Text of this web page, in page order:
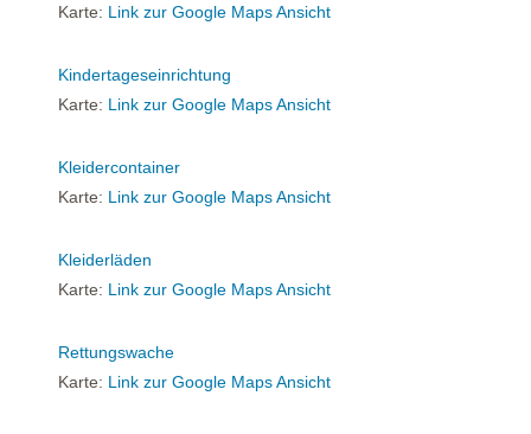
Karte: Link zur Google Maps Ansicht
Kindertageseinrichtung
Karte: Link zur Google Maps Ansicht
Kleidercontainer
Karte: Link zur Google Maps Ansicht
Kleiderläden
Karte: Link zur Google Maps Ansicht
Rettungswache
Karte: Link zur Google Maps Ansicht